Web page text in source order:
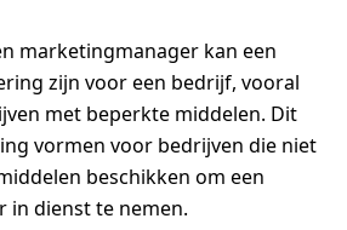
marketingmanager kan een
zijn voor een bedrijf, vooral
met beperkte middelen. Dit
vormen voor bedrijven die niet
beschikken om een
in dienst te nemen.